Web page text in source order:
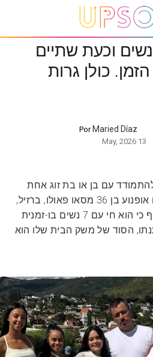
לגבר הזה יש 7 נשים וכעת שתיים
כולן גרות
Por Maried Díaz
13 May, 2026
עם בן או בת זוג אחת
בלבד, Ivan Rocha, שליח אופנוע בן 36 מסאו פאולו, ברזיל,
הפך לוויראלי לאחר שחשף כי הוא חי עם 7 נשים בו-זמנית
הסוד של משק הבית שלו הוא